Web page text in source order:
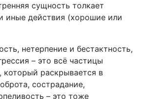
сущность толкает
иные действия (хорошие или
нетерпение и бестактность,
– это всё частицы
который раскрывается в
сострадание,
– это тоже